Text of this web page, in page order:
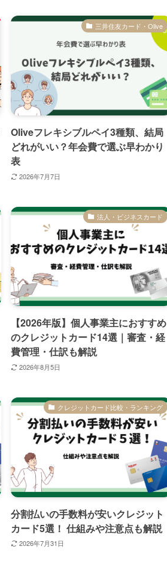
三井住友カード・Olive
Oliveフレキシブルペイ3種類、結局
どれがいい？年会費で選ぶ早わかり
表
2026年7月7日
法人・ビジネスカード
【2026年版】個人事業主におすすめ
のクレジットカード14選｜審査・経
費管理・仕訳も解説
2026年8月5日
クレジットカード比較・ランキング
分割払いの手数料が安いクレジット
カード5選！ 仕組みや注意点も解説
2026年7月31日